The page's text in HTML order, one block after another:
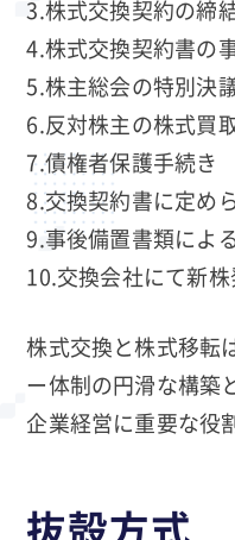
3.株式交換契約の締
4.株式交換契約書の
5.株主総会の特別決
6.反対株主の株式買
7.債権者保護手続き
8.交換契約書に定め
9.事後備置書類によ
10.交換会社にて新
株式交換と株式移転
ー体制の円滑な構築
企業経営に重要な役
抜殻方式